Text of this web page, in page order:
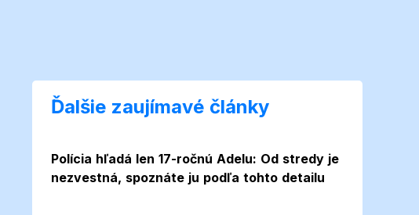
Ďalšie zaujímavé články
Polícia hľadá len 17-ročnú Adelu: Od stredy je
nezvestná, spoznáte ju podľa tohto detailu